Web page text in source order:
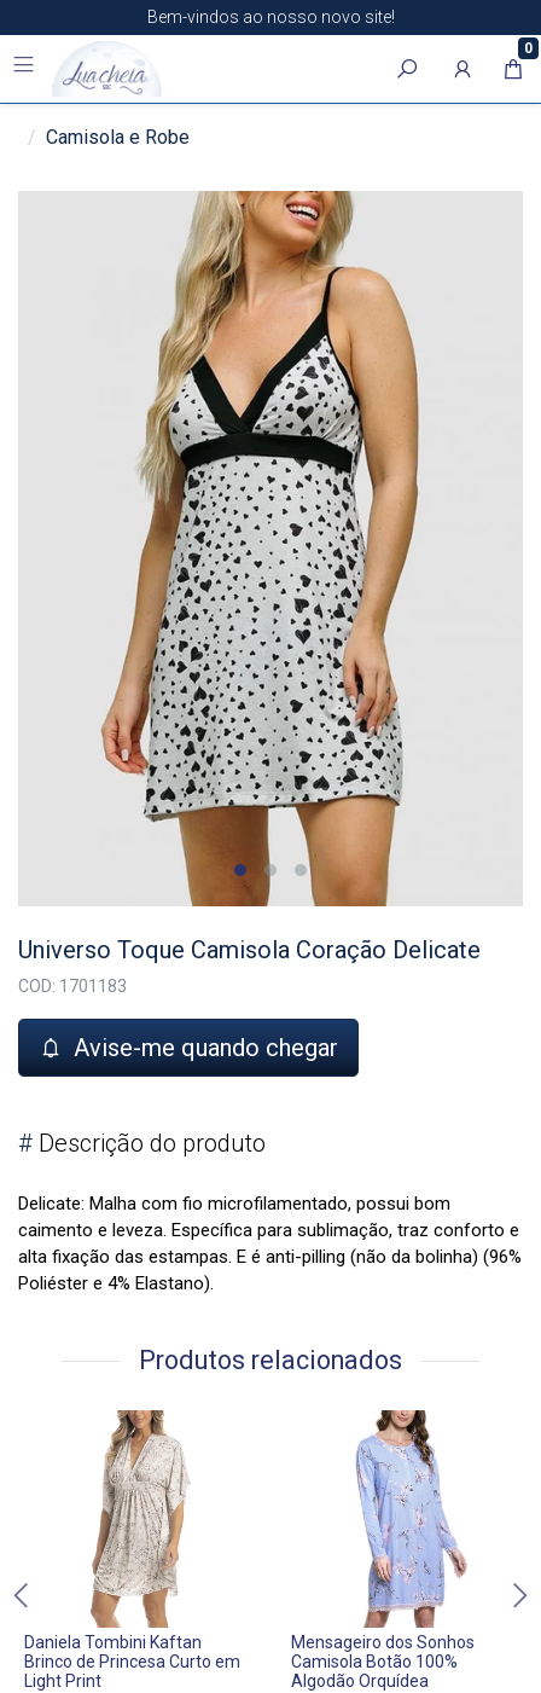
Bem-vindos ao nosso novo site!
0
Camisola e Robe
Universo Toque Camisola Coração Delicate
COD: 1701183
Avise-me quando chegar
# Descrição do produto
Delicate: Malha com fio microfilamentado, possui bom
caimento e leveza. Específica para sublimação, traz conforto e
alta fixação das estampas. E é anti-pilling (não da bolinha) (96%
Poliéster e 4% Elastano).
Produtos relacionados
Daniela Tombini Kaftan
Brinco de Princesa Curto em
Light Print
Mensageiro dos Sonhos
Camisola Botão 100%
Algodão Orquídea